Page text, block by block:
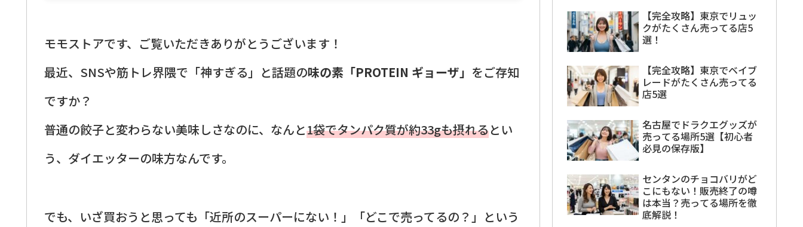
モモストアです、ご覧いただきありがとうございます！
最近、SNSや筋トレ界隈で「神すぎる」と話題の味の素「PROTEIN ギョーザ」 をご存知
ですか？
普通の餃子と変わらない美味しさなのに、なんと1袋でタンパク質が約33gも摂れるとい
う、ダイエッターの味方なんです。
でも、いざ買おうと思っても「近所のスーパーにない！」「どこで売ってるの？」という
【完全攻略】東京でリュッ
クがたくさん売ってる店5
選！
【完全攻略】東京でベイブ
レードがたくさん売ってる
店5選
名古屋でドラクエグッズが
売ってる場所5選【初心者
必見の保存版】
センタンのチョコバリがど
こにもない！販売終了の噂
は本当？売ってる場所を徹
底解説！